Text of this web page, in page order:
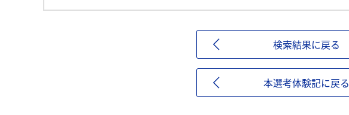
検索結果に戻る
本選考体験記に戻る